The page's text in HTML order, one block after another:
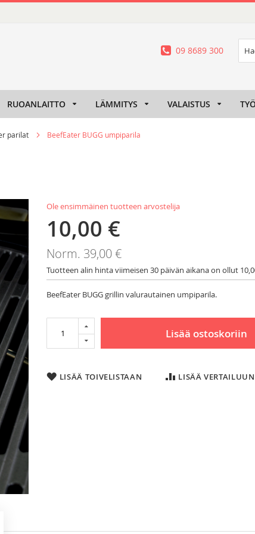
09 8689 300
RUOANLAITTO LÄMMITYS VALAISTUS
parilat BeefEater BUGG umpiparila
Ole ensimmäinen tuotteen arvostelija
Tarjoushinta
10,00 €
Norm. 39,00 €
Tuotteen alin hinta viimeisen 30 päivän aikana on ollut
BeefEater BUGG grillin valurautainen umpiparila.
Lisää ostoskoriin
LISÄÄ TOIVELISTAAN LISÄÄ VERTAILUUN